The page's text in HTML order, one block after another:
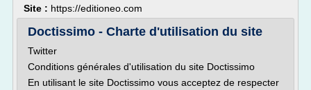
Site : https://editioneo.com
Doctissimo - Charte d'utilisation du site
Twitter
Conditions générales d'utilisation du site Doctissimo
En utilisant le site Doctissimo vous acceptez de respecter